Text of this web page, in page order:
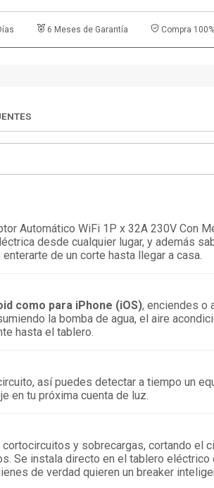
6 Meses de Garantía Compra
Automático WiFi 1P x 32A 230V Con
desde cualquier lugar, y además
de un corte hasta llegar a casa.
como para iPhone (iOS), enciendes o
la bomba de agua, el aire
hasta el tablero.
así puedes detectar a tiempo un
en tu próxima cuenta de luz.
y sobrecargas, cortando el
Se instala directo en el tablero eléctrico
de verdad quieren un breaker